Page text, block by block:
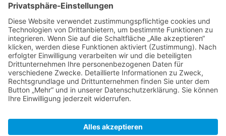
Vorherige
19:05 M Dietrich
+60 Kategorie hinzugefügt
4. September 2007
Vorherige
15:55 M Dietrich
+1.097Erstbeschreibung Ankerbucht in Schweden